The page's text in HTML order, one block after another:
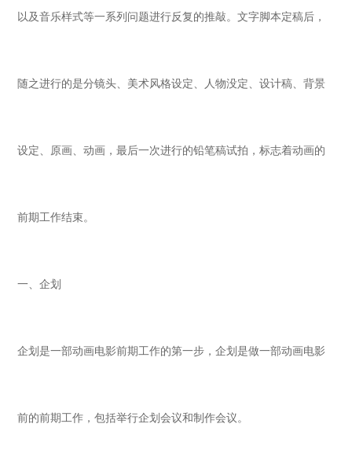
陈列展示工程
联系我们
以及音乐样式等一系列问题进行反复的推敲。文字脚本定稿后，
随之进行的是分镜头、美术风格设定、人物没定、设计稿、背景
设定、原画、动画，最后一次进行的铅笔稿试拍，标志着动画的
前期工作结束。
一、企划
企划是一部动画电影前期工作的第一步，企划是做一部动画电影
前的前期工作，包括举行企划会议和制作会议。